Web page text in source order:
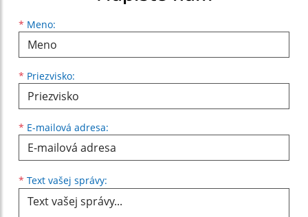
* Meno:
Meno
* Priezvisko:
Priezvisko
* E-mailová adresa:
E-mailová adresa
* Text vašej správy: